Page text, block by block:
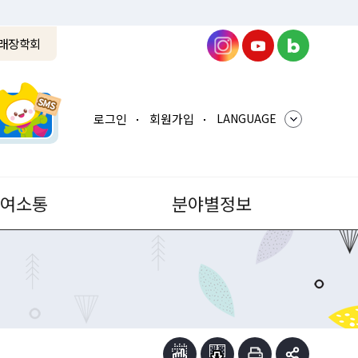
장학회
로그인 회원가입 LANGUAGE
소통 분야별정보